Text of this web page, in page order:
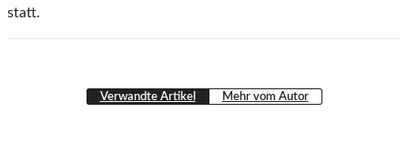
statt.
Verwandte Artikel Mehr vom Autor